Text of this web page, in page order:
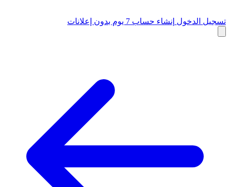
تسجيل الدخول إنشاء حساب 7 يوم بدون إعلانات